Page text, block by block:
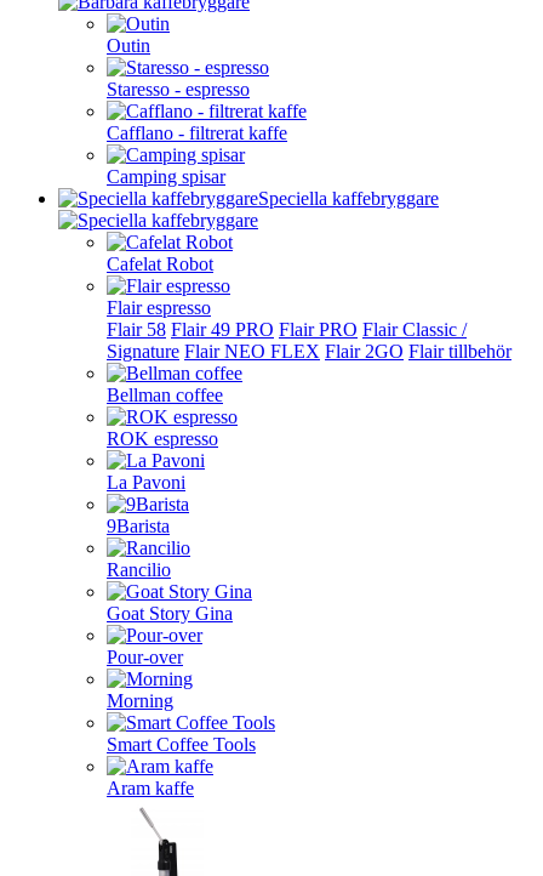
Outin
Staresso - espresso
Cafflano - filtrerat kaffe
Camping spisar
Speciella kaffebryggare
Cafelat Robot
Flair espresso
Flair 58 Flair 49 PRO Flair PRO Flair Classic /
Signature Flair NEO FLEX Flair 2GO Flair tillbehör
Bellman coffee
ROK espresso
La Pavoni
9Barista
Rancilio
Goat Story Gina
Pour-over
Morning
Smart Coffee Tools
Aram kaffe